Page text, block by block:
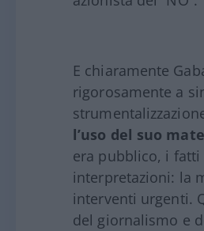
E chiaramente
rigorosamente a
l’uso del suo
era pubblico, i fatti
interpretazioni: la
interventi urgenti.
del giornalismo e